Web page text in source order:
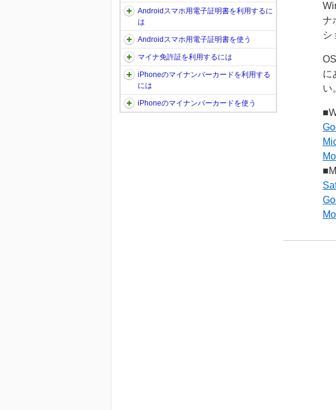
Androidスマホ用電子証明書を利用するに
は
Androidスマホ用電子証明書を使う
マイナ免許証を利用するには
iPhoneのマイナンバーカードを利用する
には
iPhoneのマイナンバーカードを使う
ナ
シ
に
い